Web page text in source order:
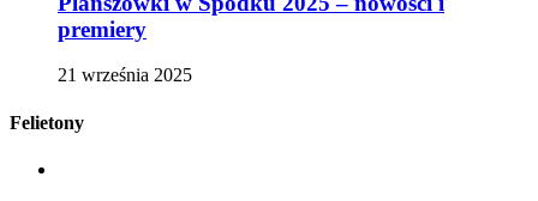
premiery
21 września 2025
Felietony